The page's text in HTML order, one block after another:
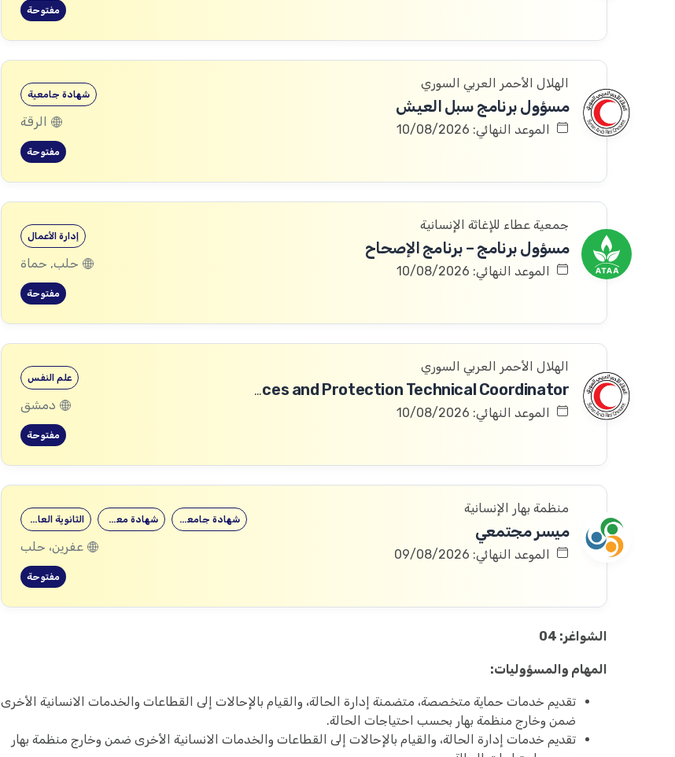
مفتوحة
الهلال الأحمر العربي السوري
مسؤول برنامج سبل العيش
الموعد النهائي: 10/08/2026
شهادة جامعية
الرقة
مفتوحة
جمعية عطاء للإغاثة الإنسانية
مسؤول برنامج – برنامج الإصحاح
الموعد النهائي: 10/08/2026
إدارة الأعمال
حلب, حماة
مفتوحة
الهلال الأحمر العربي السوري
Community Services and Protection Technical Coordinator
الموعد النهائي: 10/08/2026
علم النفس
دمشق
مفتوحة
منظمة بهار الإنسانية
ميسر مجتمعي
الموعد النهائي: 09/08/2026
الثانوية العامة شهادة معهد شهادة جامعية
عفرين، حلب
مفتوحة
الشواغر: 04
المهام والمسؤوليات:
تقديم خدمات حماية متخصصة، متضمنة إدارة الحالة، والقيام بالإحالات إلى القطاعات والخدمات الانسانية الأخرى
ضمن وخارج منظمة بهار بحسب احتياجات الحالة.
تقديم خدمات إدارة الحالة، والقيام بالإحالات إلى القطاعات والخدمات الانسانية الأخرى ضمن وخارج منظمة بهار